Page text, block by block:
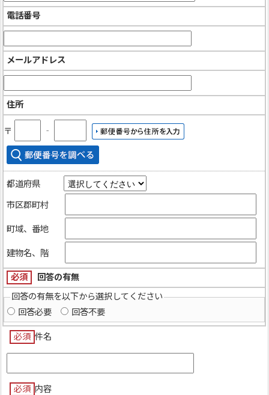
電話番号
メールアドレス
住所
〒 ‐
都道府県
市区郡町村
町域、番地
建物名、階
必須
回答の有無
回答の有無を以下から選択してください
回答必要
回答不要
必須 件名
必須 内容